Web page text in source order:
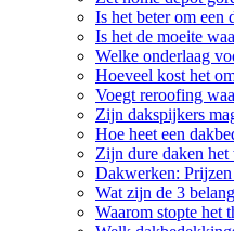
Is het beter om een
Is het de moeite
Welke onderlaag
Hoeveel kost het
Voegt reroofing
Zijn dakspijkers
Hoe heet een
Zijn dure daken het
Dakwerken:
Wat zijn de 3
Waarom stopte het